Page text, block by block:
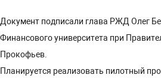
Документ подписали глава РЖД Олег
Финансового университета при
Прокофьев.
Планируется реализовать пилотный